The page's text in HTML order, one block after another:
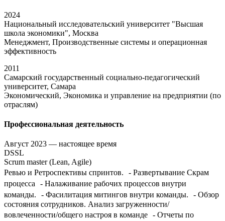
2024
Национальный исследовательский университет "Высшая
школа экономики", Москва
Менеджмент, Производственные системы и операционная
эффективность
2011
Самарский государственный социально-педагогический
университет, Самара
Экономический, Экономика и управление на предприятии (по
отраслям)
Профессиональная деятельность
Август 2023 — настоящее время
DSSL
Scrum master (Lean, Agile)
Ревью и Ретроспективы спринтов. - Развертывание Скрам
процесса - Налаживание рабочих процессов внутри
команды. - Фасилитация митингов внутри команды. - Обзор
состояния сотрудников. Анализ загруженности/
вовлеченности/общего настроя в команде - Отчеты по